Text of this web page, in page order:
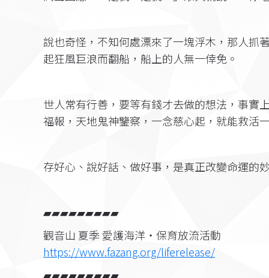
說也奇怪，不知何處漂來了一塊浮木，那人抓
起狂風巨浪而翻船，船上的人無一倖免。
世人常有行善，要等有錢才去做的想法，事實
福報，天地鬼神鑒察，一念慈心起，就能救活
存好心、說好話、做好事，是真正改變命運的
▰▰▰▰▰▰▰▰▰
觀音山 夏季 愛護海洋‧保育放流活動
https://www.fazang.org/liferelease/
▰▰▰▰▰▰▰▰▰